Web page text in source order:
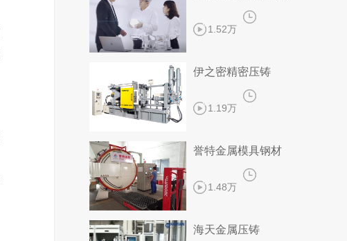
1.52万
伊之密精密压铸
1.19万
誉特金属模具钢材
1.48万
海天金属压铸